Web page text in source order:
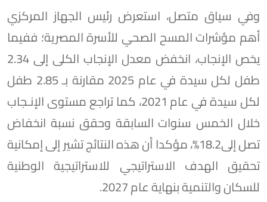
وفي سياق متصل، استعرض رئيس الجهاز المركزي
أهم مؤشرات المسح الصحي للأسرة المصرية؛ ففيما
يخص الإنجاب، انخفض معدل الإنجاب الكلى إلى 2.34
طفل لكل سيدة في عام 2025 مقارنة بـ 2.85 طفل
لكل سيدة في عام 2021، كما تراجع مستوى الإنـجاب
خلال الخمس سنوات السابقة وحقق نسبة انخفاض
تصل إلى18.2%، مؤكدا أن هذه النتائج تشير إلى إمكانية
تحقيق الهدف الاستراتيجي للاستراتيجية الوطنية
للسكان والتنمية بنهاية عام 2027.